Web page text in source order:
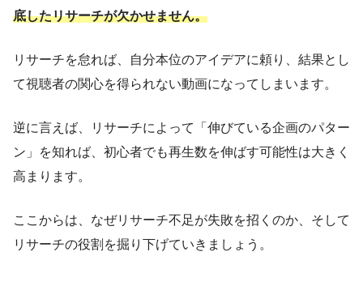
底したリサーチが欠かせません。
リサーチを怠れば、自分本位のアイデアに頼り、結果とし
て視聴者の関心を得られない動画になってしまいます。
逆に言えば、リサーチによって「伸びている企画のパター
ン」を知れば、初心者でも再生数を伸ばす可能性は大きく
高まります。
ここからは、なぜリサーチ不足が失敗を招くのか、そして
リサーチの役割を掘り下げていきましょう。